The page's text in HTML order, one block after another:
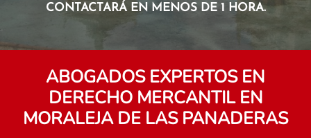
CONTACTARÁ EN MENOS DE 1 HORA.
ABOGADOS EXPERTOS EN
DERECHO MERCANTIL EN
MORALEJA DE LAS PANADERAS